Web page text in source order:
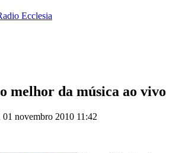
Ecclesia
melhor da música ao vivo
01 novembro 2010 11:42